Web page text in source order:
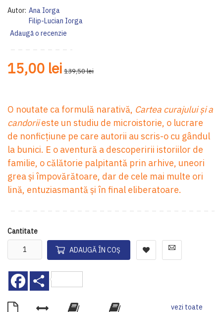
Autor: Ana Iorga
Filip-Lucian Iorga
Adaugă o recenzie
15,00 lei 139,50 lei
O noutate ca formulă narativă, Cartea curajului şi a
candoriieste un studiu de microistorie, o lucrare
de nonficţiune pe care autorii au scris-o cu gândul
la bunici. E o aventură a descoperirii istoriilor de
familie, o călătorie palpitantă prin arhive, uneori
grea și împovărătoare, dar de cele mai multe ori
lină, entuziasmantă și în final eliberatoare.
Cantitate
ADAUGĂ ÎN COȘ
Facebook
vezi toate